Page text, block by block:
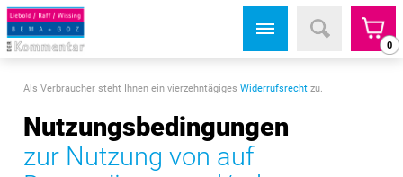
0
Als Verbraucher steht Ihnen ein vierzehntägigesWiderrufsrecht zu.
Nutzungsbedingungen
zur Nutzung von auf